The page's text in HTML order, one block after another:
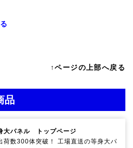
↑ページの上部へ戻る
品
大パネル トップページ
荷数300体突破！ 工場直送の等身大パ